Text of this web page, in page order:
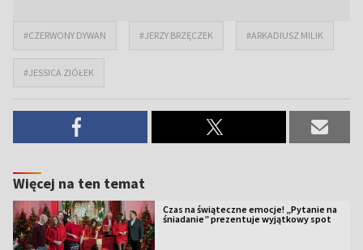
#CZERWONY DYWAN #JERZY BRZĘCZEK #ARKADIUSZ MILIK
#JESSICA ZIÓŁEK
Więcej na ten temat
Czas na świąteczne emocje! „Pytanie na
śniadanie” prezentuje wyjątkowy spot